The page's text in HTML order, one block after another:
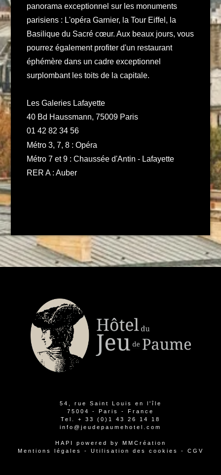
panorama exceptionnel sur les monuments
parisiens : L'opéra Garnier, la Tour Eiffel, la
Basilique du Sacré cœur. Aux beaux jours, vous
pourrez également profiter d'un restaurant
éphémère dans un cadre exceptionnel
surplombant les toits de la capitale.
Les Galeries Lafayette
40 Bd Haussmann, 75009 Paris
01 42 82 34 56
Métro 3, 7, 8 : Opéra
Métro 7 et 9 : Chaussée d'Antin - Lafayette
RER A : Auber
54, rue Saint Louis en l'île
75004 - Paris - France
Tel. + 33 (0)1 43 26 14 18
info@jeudepaumehotel.com
HAPI powered by
MMCréation
Mentions légales
- Utilisation des cookies - CGV